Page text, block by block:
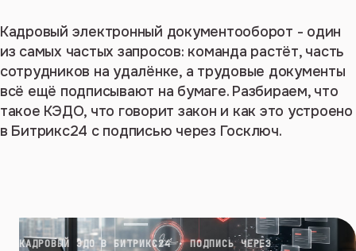
Кадровый электронный документооборот - один
из самых частых запросов: команда растёт, часть
сотрудников на удалёнке, а трудовые документы
всё ещё подписывают на бумаге. Разбираем, что
такое КЭДО, что говорит закон и как это устроено
в Битрикс24 с подписью через Госключ.
КАДРОВЫЙ ЭДО В БИТРИКС24 · ПОДПИСЬ ЧЕРЕЗ